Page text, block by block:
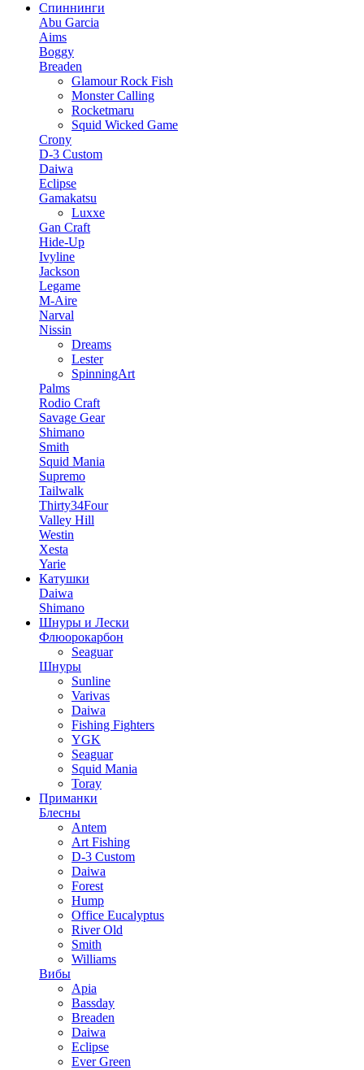
Спиннинги
Abu Garcia
Aims
Boggy
Breaden
Glamour Rock Fish
Monster Calling
Rocketmaru
Squid Wicked Game
Crony
D-3 Custom
Daiwa
Eclipse
Gamakatsu
Luxxe
Gan Craft
Hide-Up
Ivyline
Jackson
Legame
M-Aire
Narval
Nissin
Dreams
Lester
SpinningArt
Palms
Rodio Craft
Savage Gear
Shimano
Smith
Squid Mania
Supremo
Tailwalk
Thirty34Four
Valley Hill
Westin
Xesta
Yarie
Катушки
Daiwa
Shimano
Шнуры и Лески
Флюорокарбон
Seaguar
Шнуры
Sunline
Varivas
Daiwa
Fishing Fighters
YGK
Seaguar
Squid Mania
Toray
Приманки
Блесны
Antem
Art Fishing
D-3 Custom
Daiwa
Forest
Hump
Office Eucalyptus
River Old
Smith
Williams
Вибы
Apia
Bassday
Breaden
Daiwa
Eclipse
Ever Green